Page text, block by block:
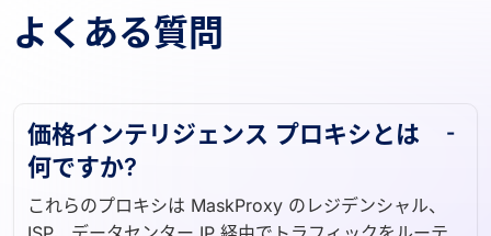
よくある質問
価格インテリジェンス プロキシとは
何ですか?
これらのプロキシは MaskProxy のレジデンシャル、
ISP、データセンター IP 経由でトラフィックをルーテ